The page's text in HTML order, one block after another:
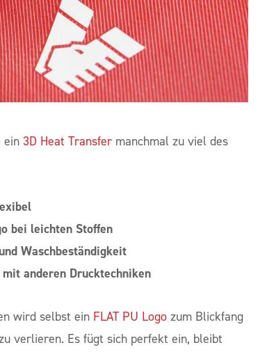
ein 3D Heat Transfer manchmal zu viel des
bei leichten Stoffen
Waschbeständigkeit
anderen Drucktechniken
wird selbst ein FLAT PU Logo zum Blickfang
verlieren. Es fügt sich perfekt ein, bleibt